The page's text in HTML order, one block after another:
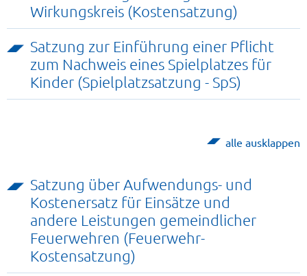
Wirkungskreis (Kostensatzung)
Satzung zur Einführung einer Pflicht
zum Nachweis eines Spielplatzes für
Kinder (Spielplatzsatzung - SpS)
alle ausklappen
Satzung über Aufwendungs- und
Kostenersatz für Einsätze und
andere Leistungen gemeindlicher
Feuerwehren (Feuerwehr-
Kostensatzung)